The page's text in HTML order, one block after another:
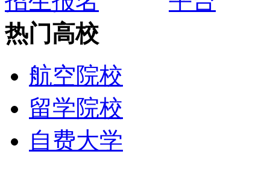
热门高校
航空院校
留学院校
自费大学